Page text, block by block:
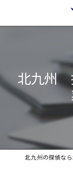
北九州